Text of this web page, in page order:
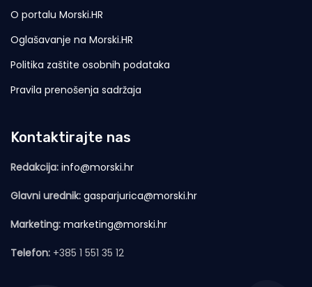
O portalu Morski.HR
Oglašavanje na Morski.HR
Politika zaštite osobnih podataka
Pravila prenošenja sadržaja
Kontaktirajte nas
Redakcija: info@morski.hr
Glavni urednik: gasparjurica@morski.hr
Marketing: marketing@morski.hr
Telefon: +385 1 551 35 12